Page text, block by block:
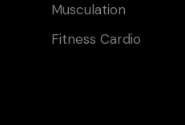
Musculation
Fitness Cardio